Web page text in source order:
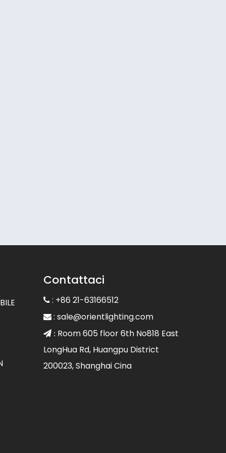
Contattaci
 : +86 21-63166512
 : sale@orientlighting.com
 : Room 605 floor 6th No818 East
LongHua Rd, Huangpu District
200023, Shanghai Cina